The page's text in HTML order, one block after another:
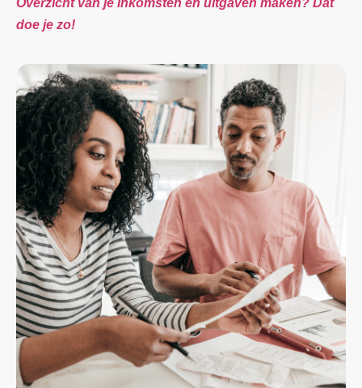
Overzicht van je inkomsten en uitgaven maken? Dat
doe je zo!